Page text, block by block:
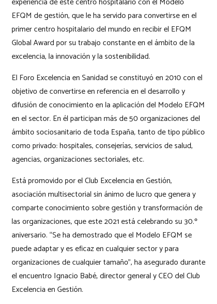
EFQM de gestión, que le ha servido para convertirse en el
primer centro hospitalario del mundo en recibir el EFQM
Global Award por su trabajo constante en el ámbito de la
excelencia, la innovación y la sostenibilidad.
El Foro Excelencia en Sanidad se constituyó en 2010 con el
objetivo de convertirse en referencia en el desarrollo y
difusión de conocimiento en la aplicación del Modelo EFQM
en el sector. En él participan más de 50 organizaciones del
ámbito sociosanitario de toda España, tanto de tipo público
como privado: hospitales, consejerías, servicios de salud,
agencias, organizaciones sectoriales, etc.
Está promovido por el Club Excelencia en Gestión,
asociación multisectorial sin ánimo de lucro que genera y
comparte conocimiento sobre gestión y transformación de
las organizaciones, que este 2021 está celebrando su 30.º
aniversario. “Se ha demostrado que el Modelo EFQM se
puede adaptar y es eficaz en cualquier sector y para
organizaciones de cualquier tamaño”, ha asegurado durante
el encuentro Ignacio Babé, director general y CEO del Club
Excelencia en Gestión.